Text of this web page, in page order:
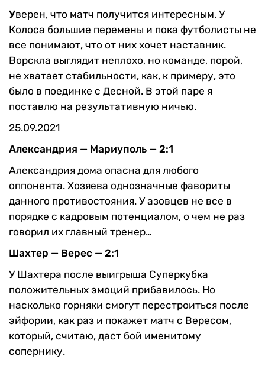
Уверен, что матч получится интересным. У
Колоса большие перемены и пока футболисты не
все понимают, что от них хочет наставник.
Ворскла выглядит неплохо, но команде, порой,
не хватает стабильности, как, к примеру, это
было в поединке с Десной. В этой паре я
поставлю на результативную ничью.
25.09.2021
Александрия — Мариуполь — 2:1
Александрия дома опасна для любого
оппонента. Хозяева однозначные фавориты
данного противостояния. У азовцев не все в
порядке с кадровым потенциалом, о чем не раз
говорил их главный тренер…
Шахтер — Верес — 2:1
У Шахтера после выигрыша Суперкубка
положительных эмоций прибавилось. Но
насколько горняки смогут перестроиться после
эйфории, как раз и покажет матч с Вересом,
который, считаю, даст бой именитому
сопернику.